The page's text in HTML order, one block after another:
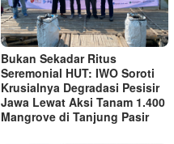
Bukan Sekadar Ritus
Seremonial HUT: IWO Soroti
Krusialnya Degradasi Pesisir
Jawa Lewat Aksi Tanam 1.400
Mangrove di Tanjung Pasir